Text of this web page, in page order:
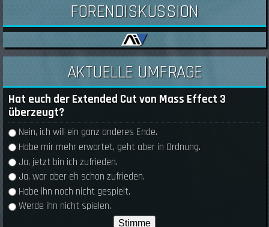
FORENDISKUSSION
AKTUELLE UMFRAGE
Hat euch der Extended Cut von Mass Effect 3
überzeugt?
Auswahlmöglichkeiten
Nein, ich will ein ganz anderes Ende.
Habe mir mehr erwartet, geht aber in Ordnung.
Ja, jetzt bin ich zufrieden.
Ja, war aber eh schon zufrieden.
Habe ihn noch nicht gespielt.
Werde ihn nicht spielen.